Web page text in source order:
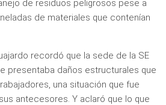
de residuos peligrosos pese a
de materiales que contenían
recordó que la sede de la SE
presentaba daños estructurales que
una situación que fue
antecesores. Y aclaró que lo que